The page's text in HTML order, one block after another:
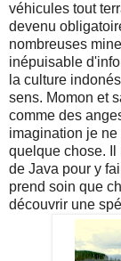
véhicules tout
devenu
nombreuses
inépuisable
la culture
sens. Momon et
comme des
imagination je
quelque chose.
de Java pour y
prend soin que
découvrir une